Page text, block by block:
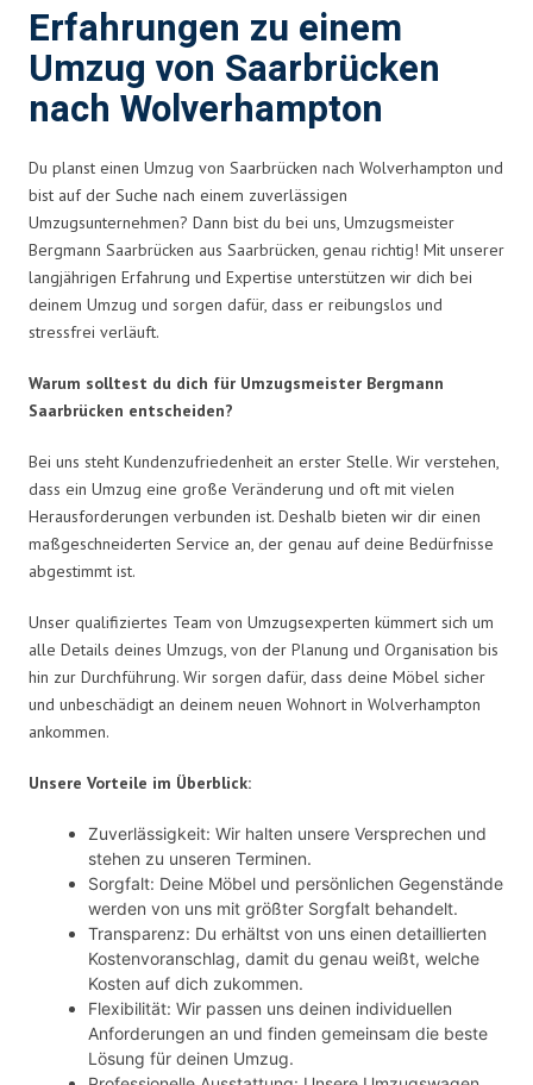
Erfahrungen zu einem
Umzug von Saarbrücken
nach Wolverhampton
Du planst einen Umzug von Saarbrücken nach Wolverhampton und
bist auf der Suche nach einem zuverlässigen
Umzugsunternehmen? Dann bist du bei uns, Umzugsmeister
Bergmann Saarbrücken aus Saarbrücken, genau richtig! Mit unserer
langjährigen Erfahrung und Expertise unterstützen wir dich bei
deinem Umzug und sorgen dafür, dass er reibungslos und
stressfrei verläuft.
Warum solltest du dich für Umzugsmeister Bergmann
Saarbrücken entscheiden?
Bei uns steht Kundenzufriedenheit an erster Stelle. Wir verstehen,
dass ein Umzug eine große Veränderung und oft mit vielen
Herausforderungen verbunden ist. Deshalb bieten wir dir einen
maßgeschneiderten Service an, der genau auf deine Bedürfnisse
abgestimmt ist.
Unser qualifiziertes Team von Umzugsexperten kümmert sich um
alle Details deines Umzugs, von der Planung und Organisation bis
hin zur Durchführung. Wir sorgen dafür, dass deine Möbel sicher
und unbeschädigt an deinem neuen Wohnort in Wolverhampton
ankommen.
Unsere Vorteile im Überblick:
Zuverlässigkeit: Wir halten unsere Versprechen und
stehen zu unseren Terminen.
Sorgfalt: Deine Möbel und persönlichen Gegenstände
werden von uns mit größter Sorgfalt behandelt.
Transparenz: Du erhältst von uns einen detaillierten
Kostenvoranschlag, damit du genau weißt, welche
Kosten auf dich zukommen.
Flexibilität: Wir passen uns deinen individuellen
Anforderungen an und finden gemeinsam die beste
Lösung für deinen Umzug.